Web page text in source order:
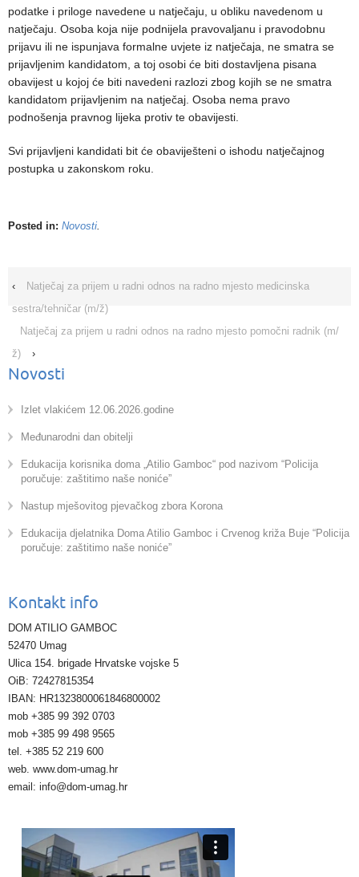
podatke i priloge navedene u natječaju, u obliku navedenom u
natječaju. Osoba koja nije podnijela pravovaljanu i pravodobnu
prijavu ili ne ispunjava formalne uvjete iz natječaja, ne smatra se
prijavljenim kandidatom, a toj osobi će biti dostavljena pisana
obavijest u kojoj će biti navedeni razlozi zbog kojih se ne smatra
kandidatom prijavljenim na natječaj. Osoba nema pravo
podnošenja pravnog lijeka protiv te obavijesti.
Svi prijavljeni kandidati bit će obaviješteni o ishodu natječajnog
postupka u zakonskom roku.
Posted in: Novosti
‹
Natječaj za prijem u radni odnos na radno mjesto medicinska
sestra/tehničar (m/ž)
Natječaj za prijem u radni odnos na radno mjesto pomočni radnik (m/
ž)
›
Novosti
Izlet vlakićem 12.06.2026.godine
Međunarodni dan obitelji
Edukacija korisnika doma „Atilio Gamboc“ pod nazivom “Policija
poručuje: zaštitimo naše noniće”
Nastup mješovitog pjevačkog zbora Korona
Edukacija djelatnika Doma Atilio Gamboc i Crvenog križa Buje “Policija
poručuje: zaštitimo naše noniće”
Kontakt info
DOM ATILIO GAMBOC
52470 Umag
Ulica 154. brigade Hrvatske vojske 5
OiB: 72427815354
IBAN: HR1323800061846800002
mob +385 99 392 0703
mob +385 99 498 9565
tel. +385 52 219 600
web. www.dom-umag.hr
email: info@dom-umag.hr